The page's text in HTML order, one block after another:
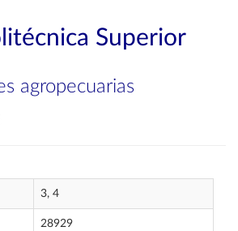
Superior
agropecuarias
3, 4
28929